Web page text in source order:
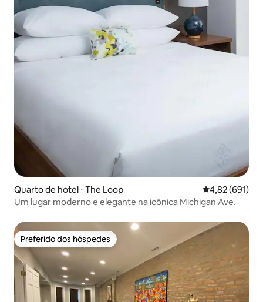
Quarto de hotel ⋅ The Loop 4,82 de uma
4,82 (691)
Um lugar moderno e elegante na icônica Michigan Ave.
Preferido dos hóspedes
Preferido dos hóspedes